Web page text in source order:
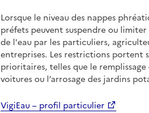
Lorsque le niveau des nappes
préfets peuvent suspendre ou
de l'eau par les particuliers,
entreprises. Les restrictions portent
prioritaires, telles que le remplissage
voitures ou l’arrosage des jardins
VigiEau – profil particulier